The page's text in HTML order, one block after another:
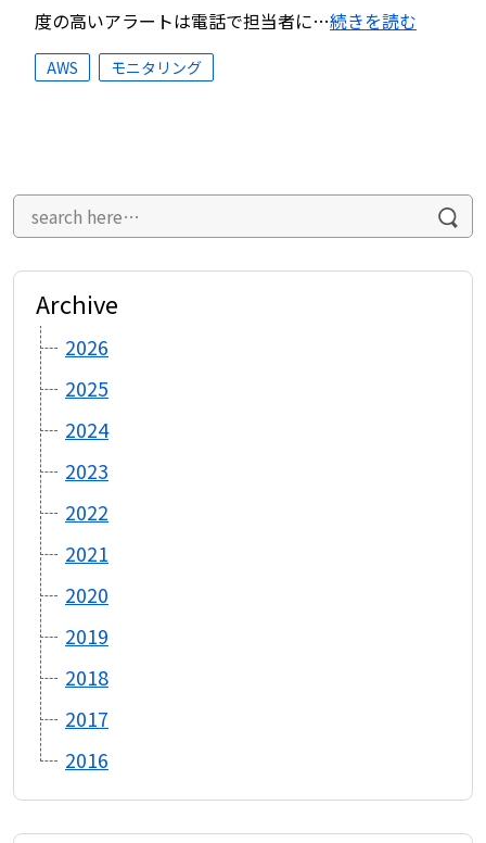
度の高いアラートは電話で担当者に…続きを読む
AWS モニタリング
Archive
2026
2025
2024
2023
2022
2021
2020
2019
2018
2017
2016